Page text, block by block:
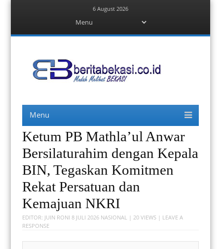
6 August 2026
content
Berita Bekasi
Menu
content
Ketum PB Mathla’ul Anwar
Bersilaturahim dengan Kepala
BIN, Tegaskan Komitmen
Rekat Persatuan dan
Kemajuan NKRI
EDITOR: JUIN RONI 8 JULI 2026 NASIONAL | 20 VIEWS | LEAVE A
RESPONSE